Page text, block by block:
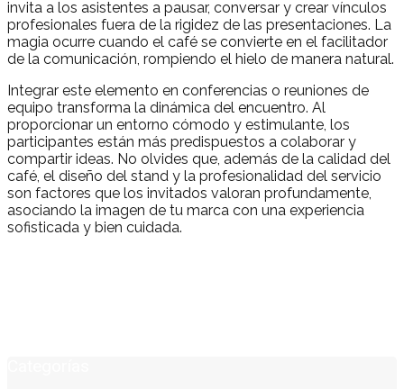
invita a los asistentes a pausar, conversar y crear vínculos
profesionales fuera de la rigidez de las presentaciones. La
magia ocurre cuando el café se convierte en el facilitador
de la comunicación, rompiendo el hielo de manera natural.
Integrar este elemento en conferencias o reuniones de
equipo transforma la dinámica del encuentro. Al
proporcionar un entorno cómodo y estimulante, los
participantes están más predispuestos a colaborar y
compartir ideas. No olvides que, además de la calidad del
café, el diseño del stand y la profesionalidad del servicio
son factores que los invitados valoran profundamente,
asociando la imagen de tu marca con una experiencia
sofisticada y bien cuidada.